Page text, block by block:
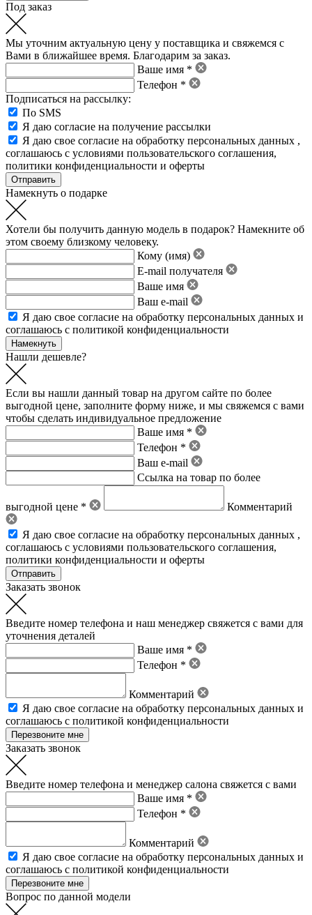
Под заказ
Мы уточним актуальную цену у поставщика и свяжемся с
Вами в ближайшее время. Благодарим за заказ.
Ваше имя *
Телефон *
Подписаться на рассылку:
По SMS
Я даю согласие на получение рассылки
Я даю свое согласие на обработку персональных данных ,
соглашаюсь с условиями пользовательского соглашения,
политики конфиденциальности и оферты
Намекнуть о подарке
Хотели бы получить данную модель в подарок? Намекните об
этом своему близкому человеку.
Кому (имя)
E-mail получателя
Ваше имя
Ваш e-mail
Я даю свое согласие на обработку персональных данных и
соглашаюсь с политикой конфиденциальности
Нашли дешевле?
Если вы нашли данный товар на другом сайте по более
выгодной цене, заполните форму ниже, и мы свяжемся с вами
чтобы сделать индивидуальное предложение
Ваше имя *
Телефон *
Ваш e-mail
Ссылка на товар по более
выгодной цене * Комментарий
Я даю свое согласие на обработку персональных данных ,
соглашаюсь с условиями пользовательского соглашения,
политики конфиденциальности и оферты
Заказать звонок
Введите номер телефона и наш менеджер свяжется с вами для
уточнения деталей
Ваше имя *
Телефон *
Комментарий
Я даю свое согласие на обработку персональных данных и
соглашаюсь с политикой конфиденциальности
Заказать звонок
Введите номер телефона и менеджер салона свяжется с вами
Ваше имя *
Телефон *
Комментарий
Я даю свое согласие на обработку персональных данных и
соглашаюсь с политикой конфиденциальности
Вопрос по данной модели